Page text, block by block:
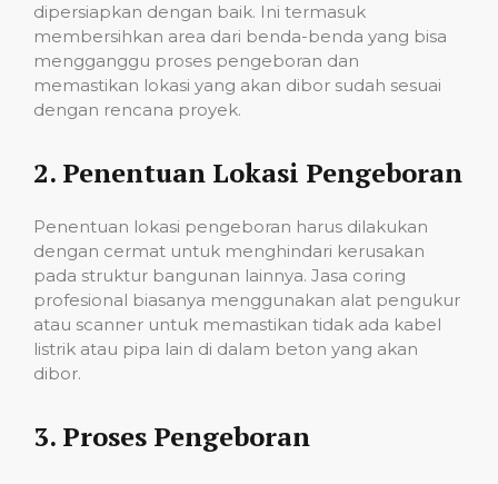
dipersiapkan dengan baik. Ini termasuk
membersihkan area dari benda-benda yang bisa
mengganggu proses pengeboran dan
memastikan lokasi yang akan dibor sudah sesuai
dengan rencana proyek.
2. Penentuan Lokasi Pengeboran
Penentuan lokasi pengeboran harus dilakukan
dengan cermat untuk menghindari kerusakan
pada struktur bangunan lainnya. Jasa coring
profesional biasanya menggunakan alat pengukur
atau scanner untuk memastikan tidak ada kabel
listrik atau pipa lain di dalam beton yang akan
dibor.
3. Proses Pengeboran